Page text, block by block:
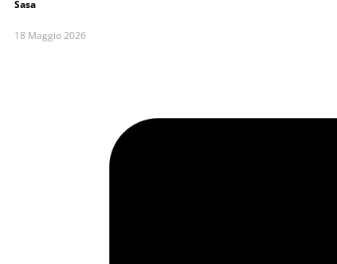
Sasa
18 Maggio 2026